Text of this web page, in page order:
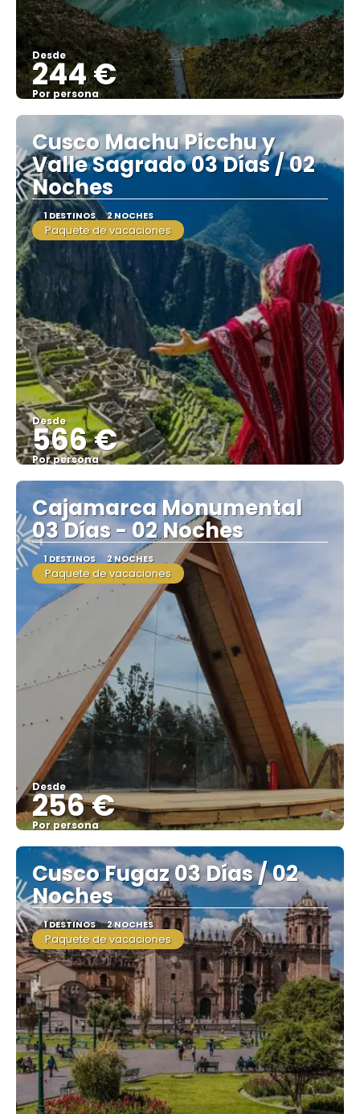
Desde
244 €
Por persona
Ver
Cusco Machu Picchu y
Valle Sagrado 03 Días / 02
Noches
1 DESTINOS 2 NOCHES
Paquete de vacaciones
Desde
566 €
Por persona
Ver
Cajamarca Monumental
03 Días - 02 Noches
1 DESTINOS 2 NOCHES
Paquete de vacaciones
Desde
256 €
Por persona
Ver
Cusco Fugaz 03 Días / 02
Noches
1 DESTINOS 2 NOCHES
Paquete de vacaciones